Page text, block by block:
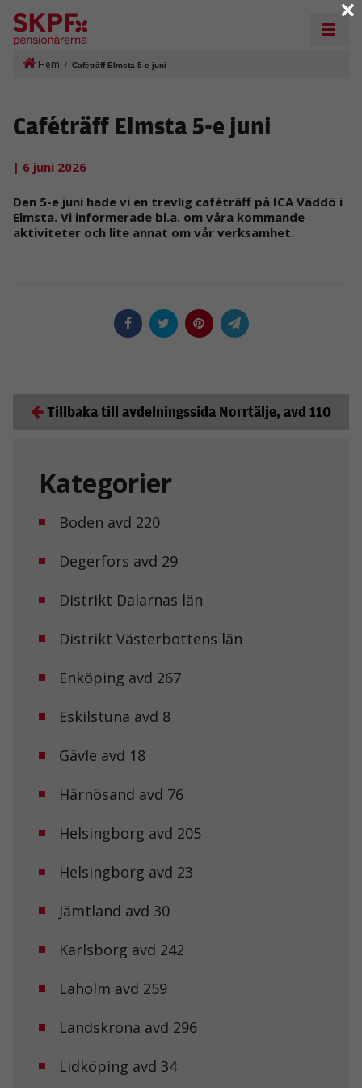
Hem / Caféträff Elmsta 5-e juni
Tillbaka till avdelningssida Norrtälje, avd 110
Kategorier
Boden avd 220
Degerfors avd 29
Distrikt Dalarnas län
Distrikt Västerbottens län
Enköping avd 267
Eskilstuna avd 8
Gävle avd 18
Härnösand avd 76
Helsingborg avd 205
Helsingborg avd 23
Jämtland avd 30
Karlsborg avd 242
Laholm avd 259
Landskrona avd 296
Lidköping avd 34
Caféträff Elmsta 5-e juni
| 6 juni 2026
Den 5-e juni hade vi en trevlig caféträff på ICA Väddö i
Elmsta. Vi informerade bl.a. om våra kommande
aktiviteter och lite annat om vår verksamhet.
×